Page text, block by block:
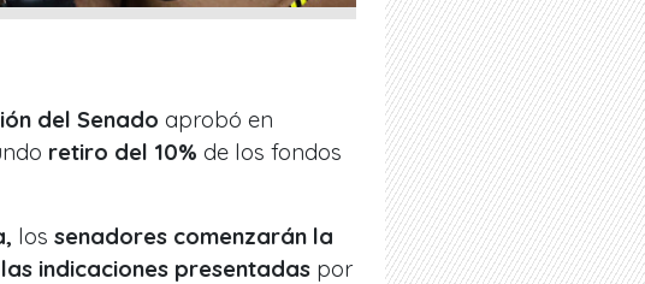
del Senado aprobó en
retiro del 10% de los fondos
los senadores comenzarán la
indicaciones presentadas por